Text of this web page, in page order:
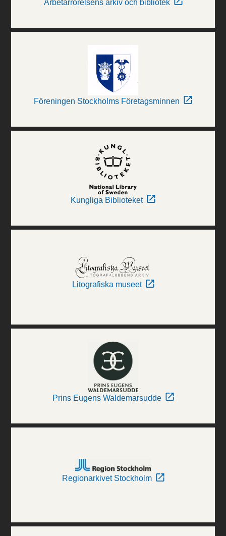
Arbetarrörelsens arkiv och bibliotek
Föreningen Stockholms Företagsminnen
Kungliga Biblioteket
Litografiska museet
Prins Eugens Waldemarsudde
Regionarkivet Stockholm